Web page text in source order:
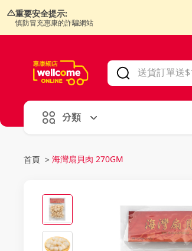
重要安全提示:
慎防冒充惠康的詐騙網站
分類
首頁 > 海灣扇貝肉 270GM